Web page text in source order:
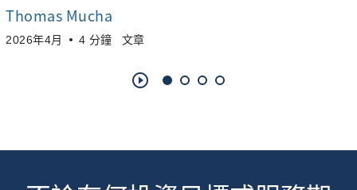
Thomas Mucha
2026年4月 4 分鐘 文章
play_circle_outline